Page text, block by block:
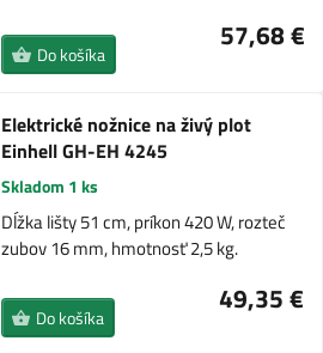
57,68 €
Do košíka
Elektrické nožnice na živý plot
Einhell GH-EH 4245
Skladom 1 ks
Dĺžka lišty 51 cm, príkon 420 W, rozteč
zubov 16 mm, hmotnosť 2,5 kg.
49,35 €
Do košíka